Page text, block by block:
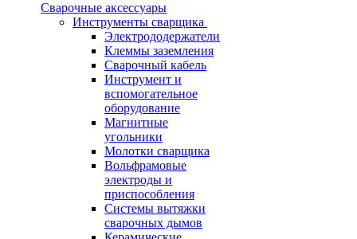
Сварочные аксессуары
Инструменты сварщика
Электрододержатели
Клеммы заземления
Сварочный кабель
Инструмент и
вспомогательное
оборудование
Магнитные
угольники
Молотки сварщика
Вольфрамовые
электроды и
приспособления
Системы вытяжки
сварочных дымов